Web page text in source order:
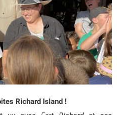
Richard Island !